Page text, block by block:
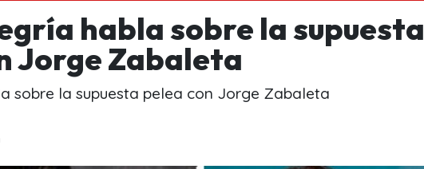
habla sobre la supuesta
Jorge Zabaleta
sobre la supuesta pelea con Jorge Zabaleta